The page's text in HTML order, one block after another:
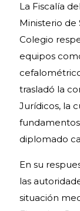
La Fiscalía
Ministerio de
Colegio
equipos
trasladó la
Jurídicos, la
diplomado
En su
las
situación